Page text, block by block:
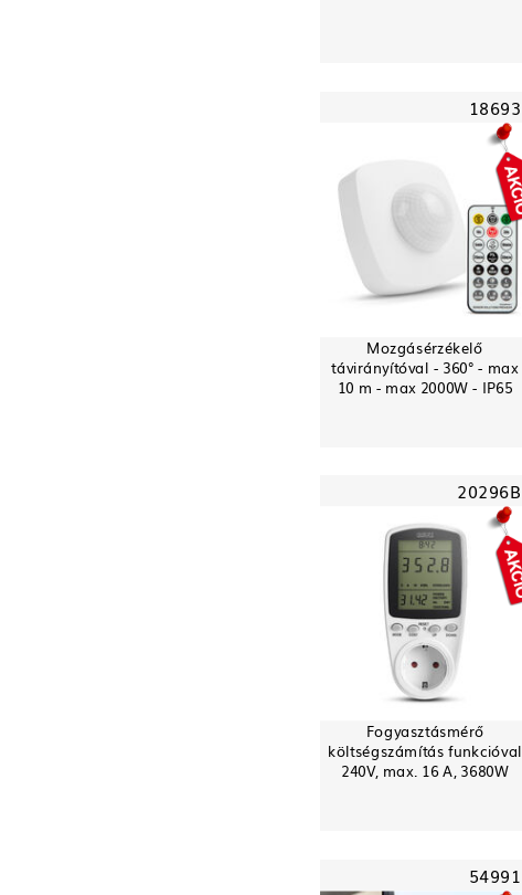
18693
Mozgásérzékelő
távirányítóval - 360° - max
10 m - max 2000W - IP65
20296B
Fogyasztásmérő
költségszámítás funkcióval
240V, max. 16 A, 3680W
54991